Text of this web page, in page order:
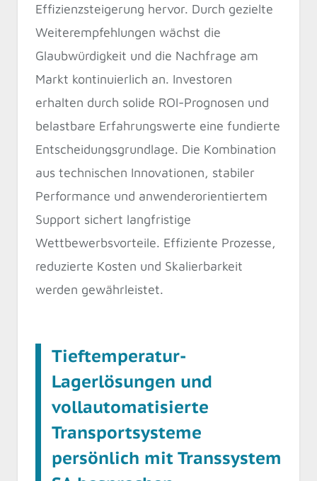
Effizienzsteigerung hervor. Durch gezielte
Weiterempfehlungen wächst die
Glaubwürdigkeit und die Nachfrage am
Markt kontinuierlich an. Investoren
erhalten durch solide ROI-Prognosen und
belastbare Erfahrungswerte eine fundierte
Entscheidungsgrundlage. Die Kombination
aus technischen Innovationen, stabiler
Performance und anwenderorientiertem
Support sichert langfristige
Wettbewerbsvorteile. Effiziente Prozesse,
reduzierte Kosten und Skalierbarkeit
werden gewährleistet.
Tieftemperatur-
Lagerlösungen und
vollautomatisierte
Transportsysteme
persönlich mit Transsystem